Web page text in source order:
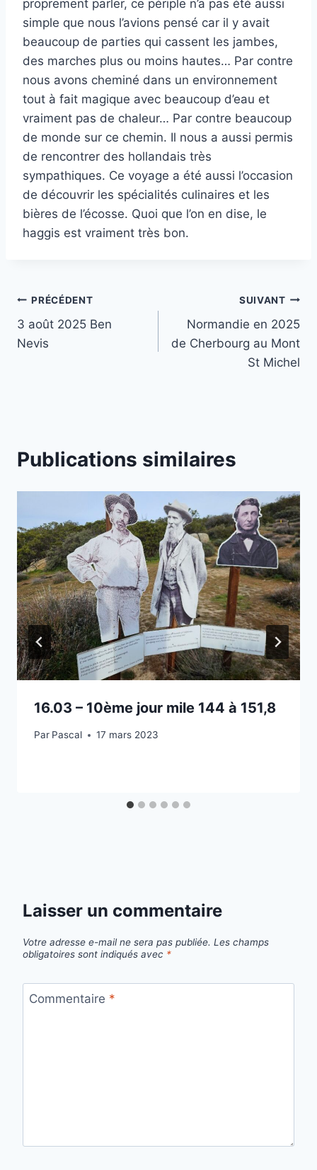
proprement parler, ce périple n’a pas été aussi
simple que nous l’avions pensé car il y avait
beaucoup de parties qui cassent les jambes,
des marches plus ou moins hautes… Par contre
nous avons cheminé dans un environnement
tout à fait magique avec beaucoup d’eau et
vraiment pas de chaleur… Par contre beaucoup
de monde sur ce chemin. Il nous a aussi permis
de rencontrer des hollandais très
sympathiques. Ce voyage a été aussi l’occasion
de découvrir les spécialités culinaires et les
bières de l’écosse. Quoi que l’on en dise, le
haggis est vraiment très bon.
Navigation
de
PRÉCÉDENT
3 août 2025 Ben
Nevis
SUIVANT
Normandie en 2025
de Cherbourg au Mont
St Michel
Publications similaires
16.03 – 10ème jour mile 144 à 151,8
Par Pascal 17 mars 2023
Laisser un commentaire
Votre adresse e-mail ne sera pas publiée. Les champs
obligatoires sont indiqués avec *
Commentaire *